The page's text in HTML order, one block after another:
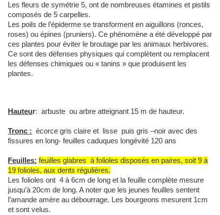
Les fleurs de symétrie 5, ont de nombreuses étamines et pistils
composés de 5 carpelles.
Les poils de l’épiderme se transforment en aiguillons (ronces,
roses) ou épines (pruniers). Ce phénomène a été développé par
ces plantes pour éviter le broutage par les animaux herbivores.
Ce sont des défenses physiques qui complètent ou remplacent
les défenses chimiques ou « tanins » que produisent les
plantes.
Hauteur: arbuste ou arbre atteignant 15 m de hauteur.
Tronc : écorce gris claire et lisse puis gris –noir avec des
fissures en long- feuilles caduques longévité 120 ans
Feuilles: feuilles glabres à folioles disposés en paires, soit 9 à
19 folioles, aux dents régulières.
Les folioles ont 4 à 6cm de long et la feuille complète mesure
jusqu’à 20cm de long. A noter que les jeunes feuilles sentent
l’amande amère au débourrage. Les bourgeons mesurent 1cm
et sont velus.